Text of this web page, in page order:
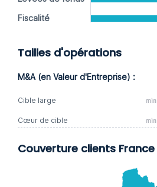
Fiscalité
Tailles d'opérations
M&A (en Valeur d'Entreprise) :
Cible large min
Cœur de cible min
Couverture clients France